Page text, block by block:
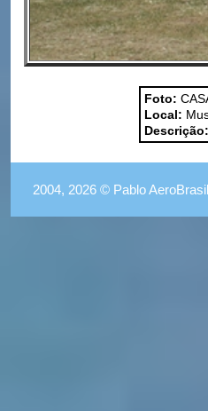
Foto:
Local:
Descrição:
2004, 2026 © Pablo